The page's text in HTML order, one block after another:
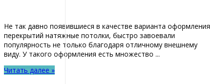
Не так давно появившиеся в качестве варианта оформления
перекрытий натяжные потолки, быстро завоевали
популярность не только благодаря отличному внешнему
виду. У такого оформления есть множество ...
Читать далее »